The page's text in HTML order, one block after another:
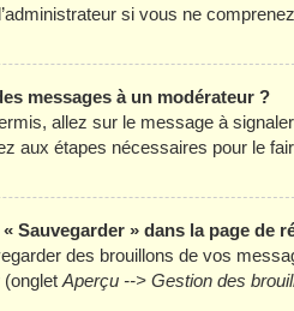
si vous ne
messages à un modérateur ?
allez sur le message à
aux étapes nécessaires pour le
Sauvegarder » dans la page de
des brouillons de vos
(onglet Aperçu --> Gestion des